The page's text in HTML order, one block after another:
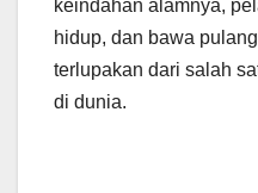
keindahan alamnya,
hidup, dan bawa
terlupakan dari salah
di dunia.